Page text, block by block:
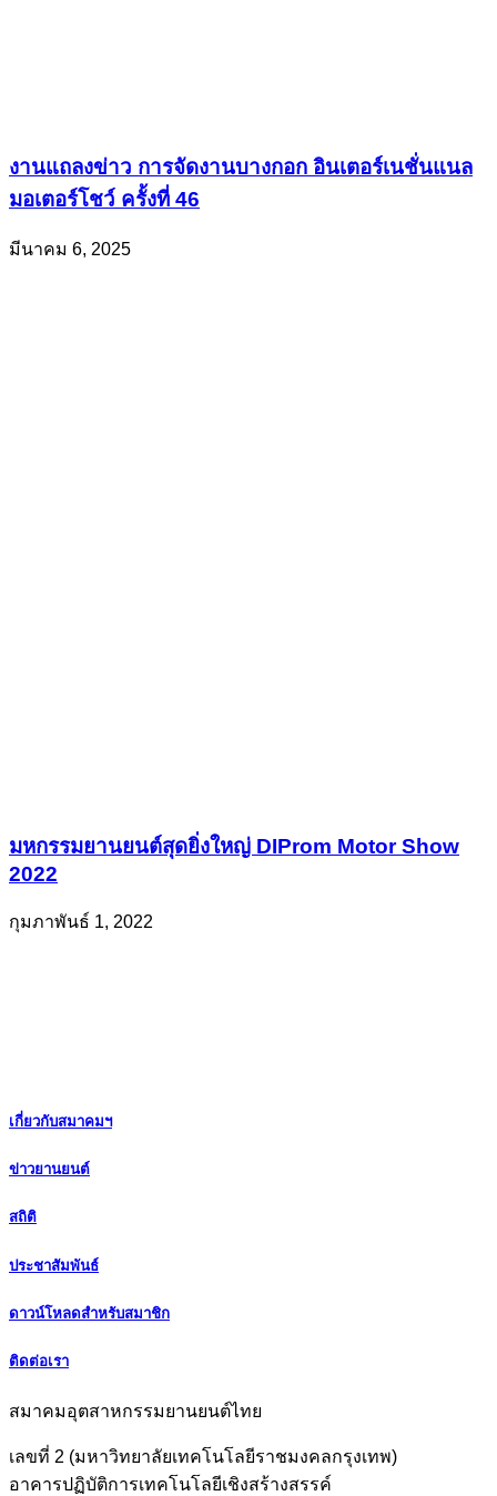
งานแถลงข่าว การจัดงานบางกอก อินเตอร์เนชั่นแนล
มอเตอร์โชว์ ครั้งที่ 46
มีนาคม 6, 2025
มหกรรมยานยนต์สุดยิ่งใหญ่ DIProm Motor Show
2022
กุมภาพันธ์ 1, 2022
เกี่ยวกับสมาคมฯ
ข่าวยานยนต์
สถิติ
ประชาสัมพันธ์
ดาวน์โหลดสำหรับสมาชิก
ติดต่อเรา
สมาคมอุตสาหกรรมยานยนต์ไทย
เลขที่ 2 (มหาวิทยาลัยเทคโนโลยีราชมงคลกรุงเทพ)
อาคารปฏิบัติการเทคโนโลยีเชิงสร้างสรรค์